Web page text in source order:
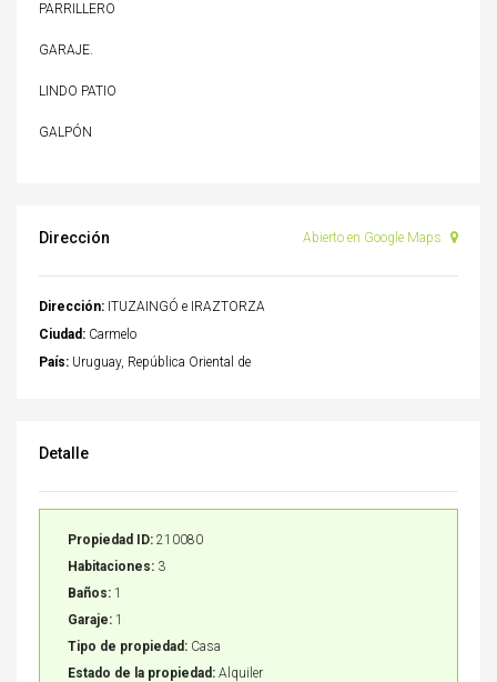
PARRILLERO
GARAJE.
LINDO PATIO
GALPÓN
Dirección Abierto en Google Maps
Dirección: ITUZAINGÓ e IRAZTORZA
Ciudad: Carmelo
País: Uruguay, República Oriental de
Detalle
Propiedad ID: 210080
Habitaciones: 3
Baños: 1
Garaje: 1
Tipo de propiedad: Casa
Estado de la propiedad: Alquiler